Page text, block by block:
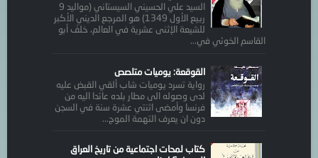
السيد علي الحسيني السيستاني (مواليد 9
ربيع الأول 1349) هو المرجع الديني الأكبر
للشيعة الإثنى عشرية في العالم، خلفَ أبو
القاسم الخوئي في...
القوقعة: يوميات متلصص
رواية تسرد يوميات شاب ألقي القبض عليه
لدى وصوله الى مطار بلده عائدا اليه من
فرنسا وأمضى اثنتي عشرة سنة في السجن
دون ان يعرف التهمة الموج...
كتاب لمحات اجتماعية من تاريخ العراق